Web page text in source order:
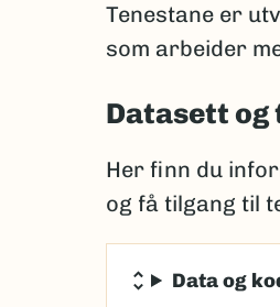
Tenestane er
som arbeider
Datasett
Her finn du
og få tilgang til
Data og